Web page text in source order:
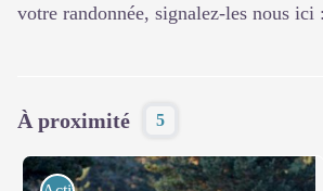
votre randonnée, signalez-les nous ici :
À proximité 5